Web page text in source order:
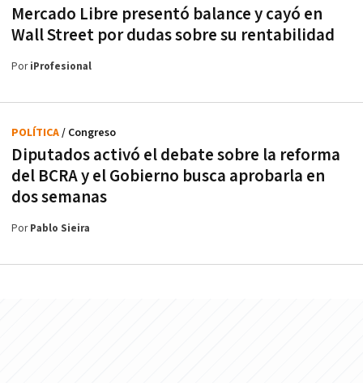
Mercado Libre presentó balance y cayó en
Wall Street por dudas sobre su rentabilidad
PoriProfesional
Diputados activó el debate sobre la reforma
del BCRA y el Gobierno busca aprobarla en
dos semanas
POLÍTICA/ Congreso
PorPablo Sieira